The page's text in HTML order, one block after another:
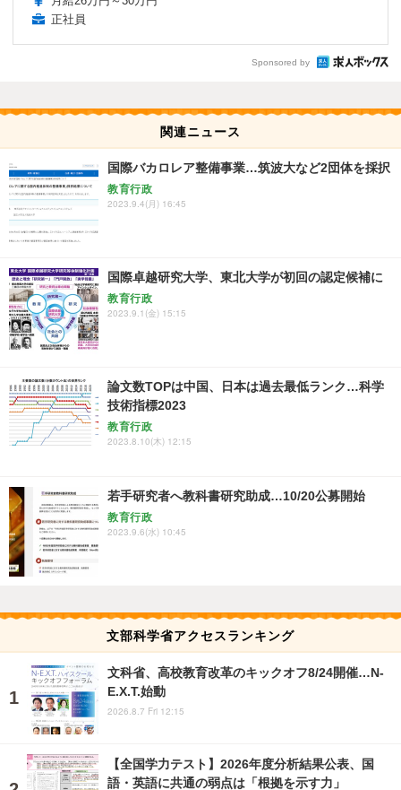
正社員
Sponsored by
関連ニュース
国際バカロレア整備事業…筑波大など2団体を採択
教育行政
2023.9.4(月) 16:45
国際卓越研究大学、東北大学が初回の認定候補に
教育行政
2023.9.1(金) 15:15
論文数TOPは中国、日本は過去最低ランク…科学
技術指標2023
教育行政
2023.8.10(木) 12:15
若手研究者へ教科書研究助成…10/20公募開始
教育行政
2023.9.6(水) 10:45
文部科学省アクセスランキング
文科省、高校教育改革のキックオフ8/24開催…N-
E.X.T.始動
2026.8.7 Fri 12:15
【全国学力テスト】2026年度分析結果公表、国
語・英語に共通の弱点は「根拠を示す力」